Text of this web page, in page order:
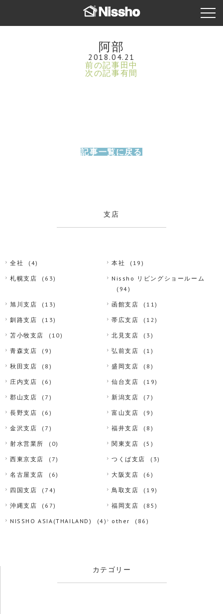
阿部
2018.04.21
前の記事田中
次の記事有間
記事一覧に戻る
支店
全社 (4) 本社 (19)
札幌支店 (63)
Nissho リビングショールーム
(94)
旭川支店 (13) 函館支店 (11)
釧路支店 (13) 帯広支店 (12)
苫小牧支店 (10) 北見支店 (3)
青森支店 (9) 弘前支店 (1)
秋田支店 (8) 盛岡支店 (8)
庄内支店 (6) 仙台支店 (19)
郡山支店 (7) 新潟支店 (7)
長野支店 (6) 富山支店 (9)
金沢支店 (7) 福井支店 (8)
射水営業所 (0) 関東支店 (5)
西東京支店 (7) つくば支店 (3)
名古屋支店 (6) 大阪支店 (6)
四国支店 (74) 鳥取支店 (19)
沖縄支店 (67) 福岡支店 (85)
NISSHO ASIA(THAILAND) (4) other (86)
カテゴリー